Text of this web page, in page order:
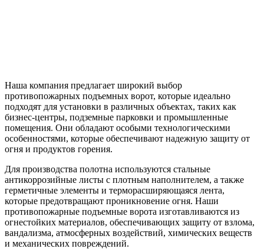
Наша компания предлагает широкий выбор
противопожарных подъемных ворот, которые идеально
подходят для установки в различных объектах, таких как
бизнес-центры, подземные парковки и промышленные
помещения. Они обладают особыми технологическими
особенностями, которые обеспечивают надежную защиту от
огня и продуктов горения.
Для производства полотна используются стальные
антикоррозийные листы с плотным наполнителем, а также
герметичные элементы и терморасширяющаяся лента,
которые предотвращают проникновение огня. Наши
противопожарные подъемные ворота изготавливаются из
огнестойких материалов, обеспечивающих защиту от взлома,
вандализма, атмосферных воздействий, химических веществ
и механических повреждений.